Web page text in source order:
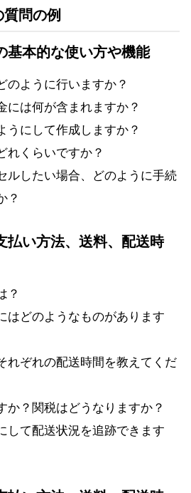
問の例
基本的な使い方や機能
のように行いますか？
には何が含まれますか？
うにして作成しますか？
れくらいですか？
ルしたい場合、どのように手続
？
払い方法、送料、配送時
？
はどのようなものがあります
れぞれの配送時間を教えてくだ
か？関税はどうなりますか？
して配送状況を追跡できます